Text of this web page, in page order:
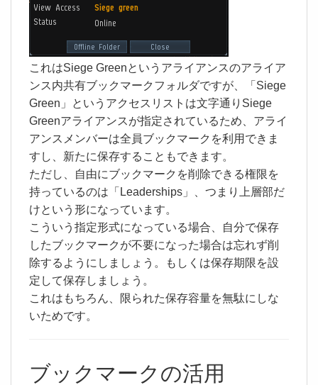
これはSiege Greenというアライアンスのアライア
ンス内共有ブックマークフォルダですが、「Siege
Green」というアクセスリストは文字通りSiege
Greenアライアンスが指定されているため、アライ
アンスメンバーは全員ブックマークを利用できま
すし、新たに保存することもできます。
ただし、自由にブックマークを削除できる権限を
持っているのは「Leaderships」、つまり上層部だ
けという形になっています。
こういう指定形式になっている場合、自分で保存
したブックマークが不要になった場合は忘れず削
除するようにしましょう。もしくは保存期限を設
定して保存しましょう。
これはもちろん、限られた保存容量を無駄にしな
いためです。
ブックマークの活用